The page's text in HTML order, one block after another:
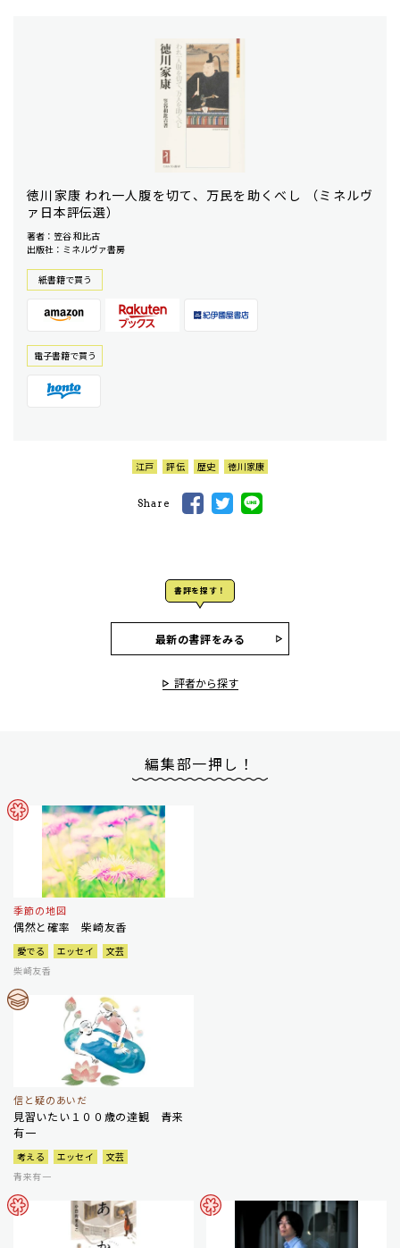
徳川家康 われ一人腹を切て、万民を助くべし （ミネルヴ
ァ日本評伝選）
著者：笠谷 和比古
出版社：ミネルヴァ書房
紙書籍で買う
電⼦書籍で買う
江戸 評伝 歴史 徳川家康
Share
書評を探す！
最新の書評をみる
評者から探す
編集部一押し！
季節の地図
偶然と確率 柴崎友香
愛でる エッセイ
文芸
柴崎友香
信と疑のあいだ
見習いたい１００歳の達観 青来
有一
考える エッセイ
文芸
青来有一